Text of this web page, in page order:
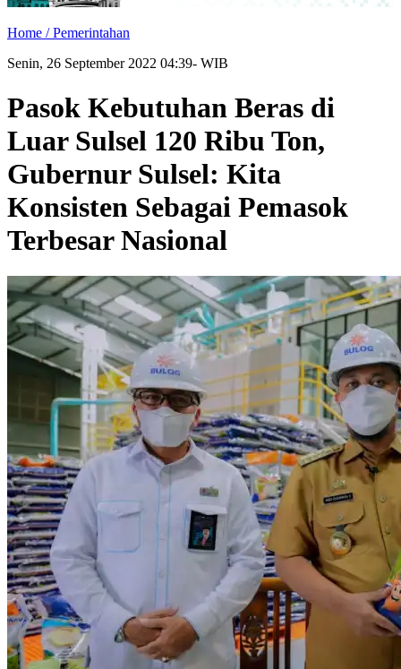
Home /Pemerintahan
Senin, 26 September 2022 04:39- WIB
Pasok Kebutuhan Beras di
Luar Sulsel 120 Ribu Ton,
Gubernur Sulsel: Kita
Konsisten Sebagai Pemasok
Terbesar Nasional